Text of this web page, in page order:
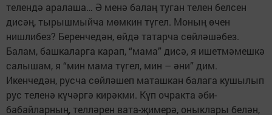
телендә аралаша… Ә менә балаң туган телен белсен
дисәң, тырышмыйча мөмкин түгел. Моның өчен
нишлибез? Беренчедән, өйдә татарча сөйләшәбез.
Балам, башкаларга карап, “мама” дисә, я ишетмәмешкә
салышам, я “мин мама түгел, мин – әни” дим.
Икенчедән, русча сөйләшеп маташкан балага кушылып
рус теленә күчәргә кирәкми. Күп очракта әби-
бабайларның, телләрен вата-җимерә, оныклары белән,